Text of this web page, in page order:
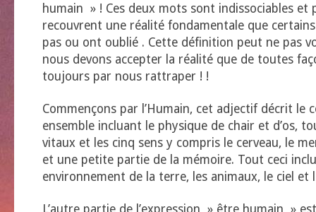
humain » ! Ces deux mots sont indissociables et
recouvrent une réalité fondamentale que
pas ou ont oublié . Cette définition peut ne pas
nous devons accepter la réalité que de toutes
toujours par nous rattraper ! !
Commençons par l’Humain, cet adjectif décrit le
ensemble incluant le physique de chair et d’os,
vitaux et les cinq sens y compris le cerveau, le
et une petite partie de la mémoire. Tout ceci
environnement de la terre, les animaux, le ciel et
L’autre partie de l’expression » être humain »